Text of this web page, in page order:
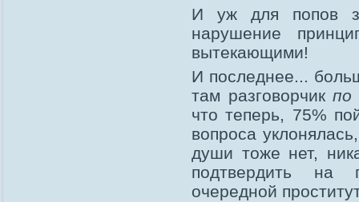
И уж для попов
нарушение
вытекающими!
И последнее...
там разговорчикпо
что теперь, 75%
вопроса
души тоже нет,
подтвердить на
очередной